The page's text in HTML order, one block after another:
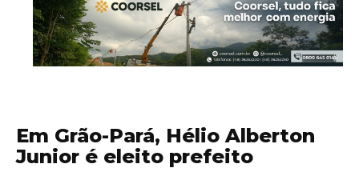
Em Grão-Pará, Hélio Alberton
Junior é eleito prefeito